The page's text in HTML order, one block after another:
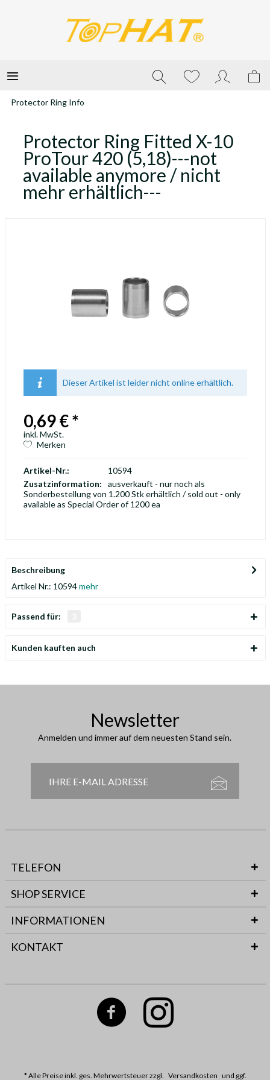
Protector Ring Info
Protector Ring Fitted X-10
ProTour 420 (5,18)---not
available anymore / nicht
mehr erhältlich---
Dieser Artikel ist leider nicht online erhältlich.
0,69 € *
inkl. MwSt.
Merken
Artikel-Nr.:
10594
Zusatzinformation:
ausverkauft - nur noch als
Sonderbestellung von 1.200 Stk erhältlich / sold out - only
available as Special Order of 1200 ea
Beschreibung
Artikel Nr.: 10594mehr
Passend für:
Kunden kauften auch
Newsletter
Anmelden und immer auf dem neuesten Stand sein.
TELEFON
SHOP SERVICE
INFORMATIONEN
KONTAKT
* Alle Preise inkl. ges. Mehrwertsteuer zzgl. Versandkosten und ggf.